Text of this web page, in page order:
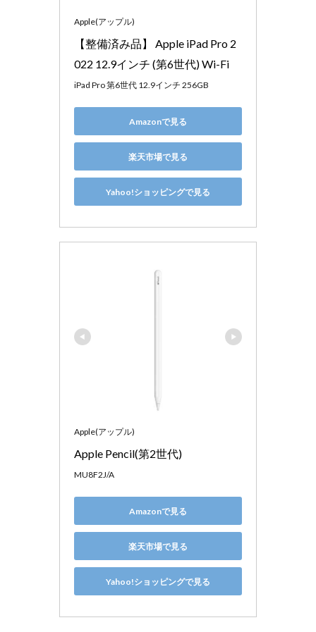
Apple(アップル)
【整備済み品】 Apple iPad Pro 2
022 12.9インチ (第6世代) Wi-Fi
iPad Pro 第6世代 12.9インチ 256GB
Amazonで見る
楽天市場で見る
Yahoo!ショッピングで見る
Apple(アップル)
Apple Pencil(第2世代)
MU8F2J/A
Amazonで見る
楽天市場で見る
Yahoo!ショッピングで見る